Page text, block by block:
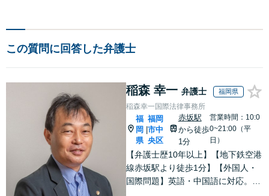
この質問に回答した弁護士
稲森 幸一 弁護士 福岡県
稲森幸一国際法律事務所
福
岡
県
|
福岡
市中
央区
赤坂駅
から徒歩
1分
営業時間：10:0
0~21:00（平
日）
【弁護士歴10年以上】【地下鉄空港
線赤坂駅より徒歩1分】【外国人・
国際問題】英語・中国語に対応。民